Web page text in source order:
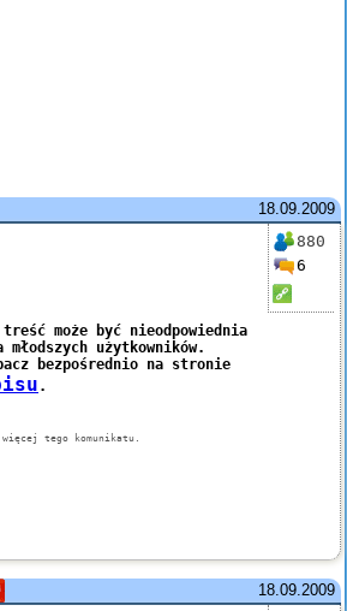
18.09.2009
880
6
18.09.2009